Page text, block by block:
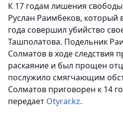
К 17 годам лишения
Руслан Раимбеков, который
года совершил убийство
Ташполатова. Подельник
Солматов в ходе следствия
раскаяние и был прощен
послужило смягчающим
Солматов приговорен к 14
передает Otyrar.kz.